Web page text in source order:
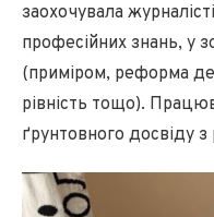
заохочувала
професійних знань, у
(приміром, реформа
рівність тощо).
ґрунтовного досвіду